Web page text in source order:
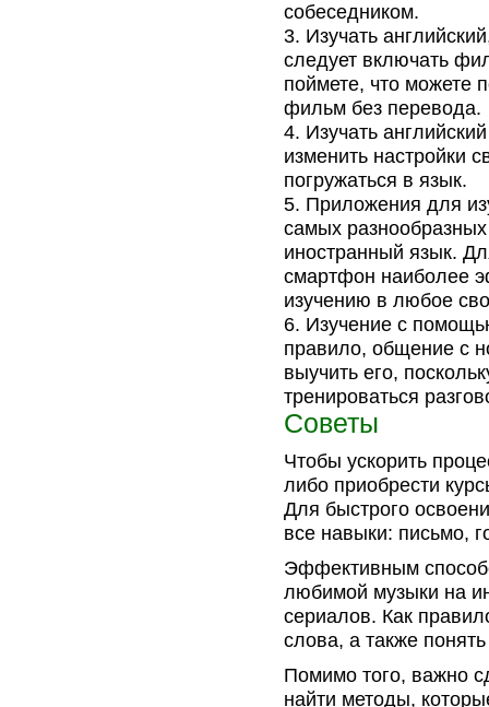
собеседником.
Изучать
следует включать
поймете, что можете
фильм без перевода.
Изучать
изменить настройки
погружаться в язык.
Приложения для
самых
иностранный язык.
смартфон наиболее
изучению в любое
Изучение с
правило, общение с
выучить его,
тренироваться
Советы
Чтобы ускорить
либо приобрести
Для быстрого
все навыки: письмо,
Эффективным
любимой музыки на
сериалов. Как
слова, а также
Помимо того, важно
найти методы,